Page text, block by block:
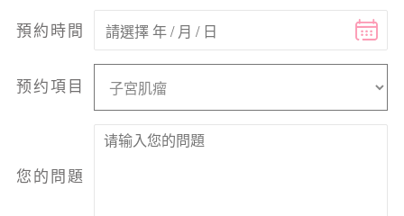
預約時間
预约項目
您的問題